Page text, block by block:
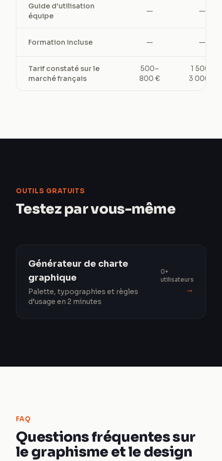
Guide d'utilisation
équipe
— —
Formation incluse — —
Tarif constaté sur le
marché français
500–
800 €
1 500–
3 000 €
OUTILS GRATUITS
Testez par vous-même
Générateur de charte
graphique
Palette, typographies et règles
d’usage en 2 minutes
0+
utilisateurs
→
FAQ
Questions fréquentes sur
le graphisme et le design